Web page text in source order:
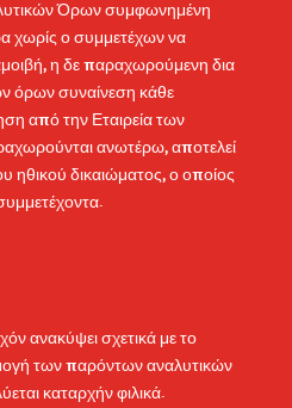
Όρων συμφωνημένη
χωρίς ο συμμετέχων να
η δε παραχωρούμενη δια
όρων συναίνεση κάθε
από την Εταιρεία των
ανωτέρω, αποτελεί
ηθικού δικαιώματος, ο οποίος
ανακύψει σχετικά με το
των παρόντων αναλυτικών
καταρχήν φιλικά.